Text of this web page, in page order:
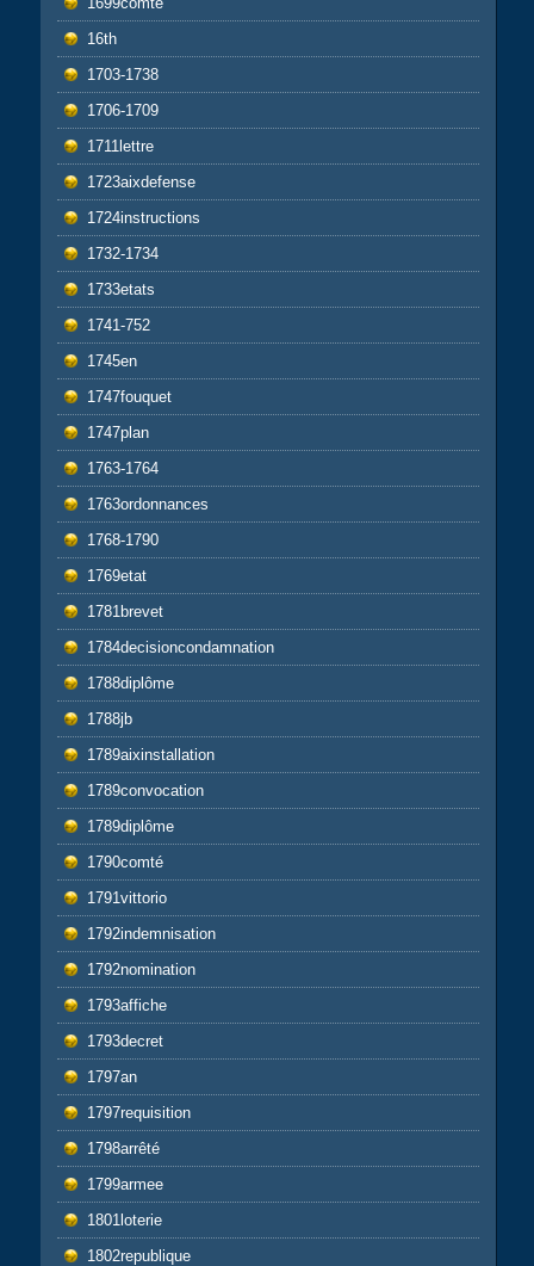
16th
1703-1738
1706-1709
1711lettre
1723aixdefense
1724instructions
1732-1734
1733etats
1741-752
1745en
1747fouquet
1747plan
1763-1764
1763ordonnances
1768-1790
1769etat
1781brevet
1784decisioncondamnation
1788diplôme
1788jb
1789aixinstallation
1789convocation
1789diplôme
1790comté
1791vittorio
1792indemnisation
1792nomination
1793affiche
1793decret
1797an
1797requisition
1798arrêté
1799armee
1801loterie
1802republique